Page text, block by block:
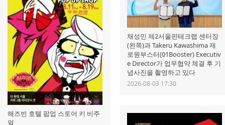
해즈빈 호텔 팝업 스토어 키 비주
얼
채성민 제2서울핀테크랩 센터장
(왼쪽)과 Takeru Kawashima 제
로원부스터(01Booster) Executiv
e Director가 업무협약 체결 후 기
념사진을 촬영하고 있다
2026-08-03 17:30